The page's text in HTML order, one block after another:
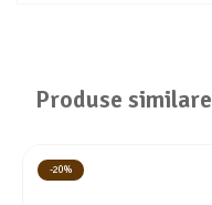
Produse similare
-20%